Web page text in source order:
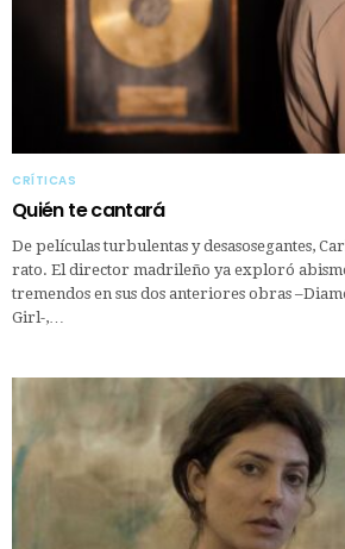
CRÍTICAS
Quién te cantará
De películas turbulentas y desasosegantes,
rato. El director madrileño ya exploró
tremendos en sus dos anteriores obras
Girl-,…